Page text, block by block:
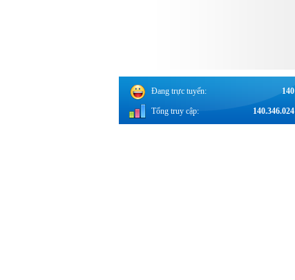
Đang trực tuyến: 140
Tổng truy cập: 140.346.024